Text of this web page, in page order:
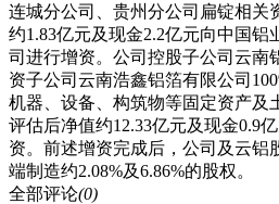
连城分公司、贵州分公司扁锭相关
约1.83亿元及现金2.2亿元向中国
司进行增资。公司控股子公司云南
资子公司云南浩鑫铝箔有限公司
机器、设备、构筑物等固定资产及
评估后净值约12.33亿元及现金0.9
资。前述增资完成后，公司及云铝
端制造约2.08%及6.86%的股权。
全部评论(0)